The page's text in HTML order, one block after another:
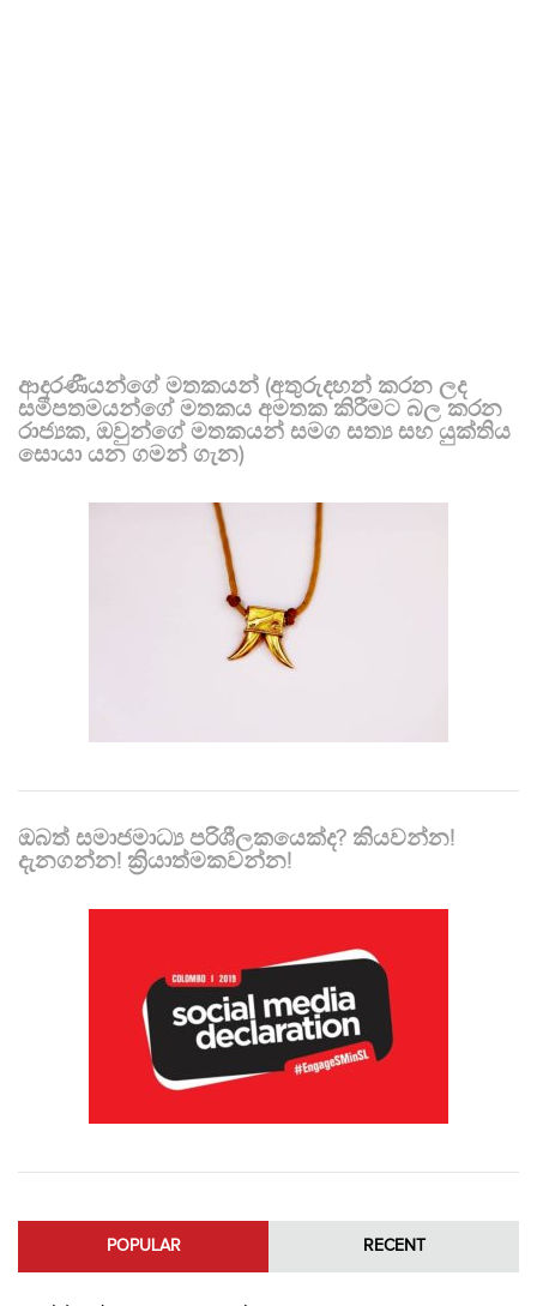
ආදරණීයන්ගේ මතකයන් (අතුරුදහන් කරන ලද
සමීපතමයන්ගේ මතකය අමතක කිරීමට බල කරන
රාජ්‍යක, ඔවුන්ගේ මතකයන් සමග සත්‍ය සහ යුක්තිය
සොයා යන ගමන් ගැන)
ඔබත් සමාජමාධ්‍ය පරිශීලකයෙක්ද? කියවන්න!
දැනගන්න! ක්‍රියාත්මකවන්න!
POPULAR RECENT